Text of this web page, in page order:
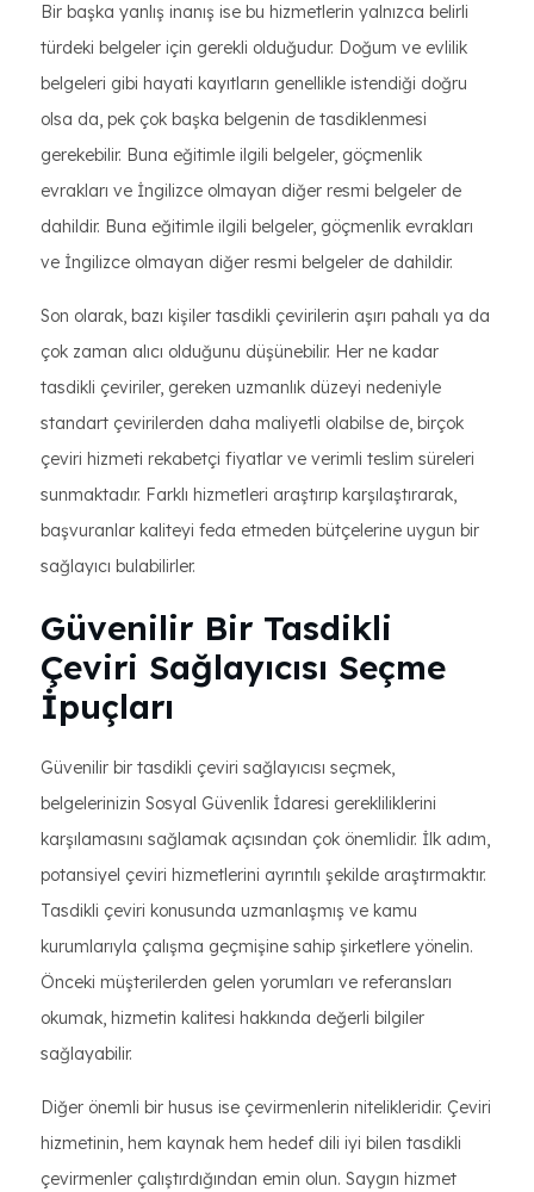
Bir başka yanlış inanış ise bu hizmetlerin yalnızca belirli
türdeki belgeler için gerekli olduğudur. Doğum ve evlilik
belgeleri gibi hayati kayıtların genellikle istendiği doğru
olsa da, pek çok başka belgenin de tasdiklenmesi
gerekebilir. Buna eğitimle ilgili belgeler, göçmenlik
evrakları ve İngilizce olmayan diğer resmi belgeler de
dahildir. Buna eğitimle ilgili belgeler, göçmenlik evrakları
ve İngilizce olmayan diğer resmi belgeler de dahildir.
Son olarak, bazı kişiler tasdikli çevirilerin aşırı pahalı ya da
çok zaman alıcı olduğunu düşünebilir. Her ne kadar
tasdikli çeviriler, gereken uzmanlık düzeyi nedeniyle
standart çevirilerden daha maliyetli olabilse de, birçok
çeviri hizmeti rekabetçi fiyatlar ve verimli teslim süreleri
sunmaktadır. Farklı hizmetleri araştırıp karşılaştırarak,
başvuranlar kaliteyi feda etmeden bütçelerine uygun bir
sağlayıcı bulabilirler.
Güvenilir Bir Tasdikli
Çeviri Sağlayıcısı Seçme
İpuçları
Güvenilir bir tasdikli çeviri sağlayıcısı seçmek,
belgelerinizin Sosyal Güvenlik İdaresi gerekliliklerini
karşılamasını sağlamak açısından çok önemlidir. İlk adım,
potansiyel çeviri hizmetlerini ayrıntılı şekilde araştırmaktır.
Tasdikli çeviri konusunda uzmanlaşmış ve kamu
kurumlarıyla çalışma geçmişine sahip şirketlere yönelin.
Önceki müşterilerden gelen yorumları ve referansları
okumak, hizmetin kalitesi hakkında değerli bilgiler
sağlayabilir.
Diğer önemli bir husus ise çevirmenlerin nitelikleridir. Çeviri
hizmetinin, hem kaynak hem hedef dili iyi bilen tasdikli
çevirmenler çalıştırdığından emin olun. Saygın hizmet